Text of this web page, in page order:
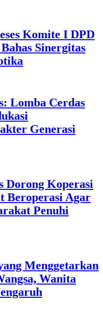
Komite I DPD
Sinergitas
Lomba Cerdas
Generasi
Dorong Koperasi
Beroperasi Agar
Penuhi
Menggetarkan
Wanita